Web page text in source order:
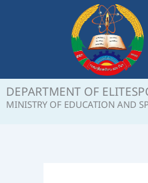
DEPARTMENT OF
MINISTRY OF EDUCATION AND